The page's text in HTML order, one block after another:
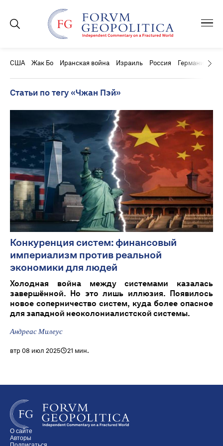
США Жак Бо Иранская война Израиль Россия Германия
Статьи по тегу «Чжан Пэй»
Конкуренция систем: финансовый
империализм против реальной
экономики для людей
Холодная война между системами казалась
завершённой. Но это лишь иллюзия. Появилось
новое соперничество систем, куда более опасное
для западной неоколониалистской системы.
Андреас Милеус
втр 08 июл 2025 21 мин.
О сайте
Авторы